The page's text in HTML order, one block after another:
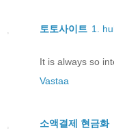
토토사이트 1.
It is always so
Vastaa
소액결제 현금화